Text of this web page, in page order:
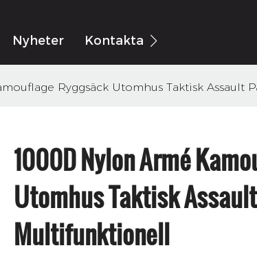
Nyheter Kontakta Oss
Ryggsäck Utomhus Taktisk Assault
1000D Nylon Armé
Utomhus Taktisk
Multifunktionell